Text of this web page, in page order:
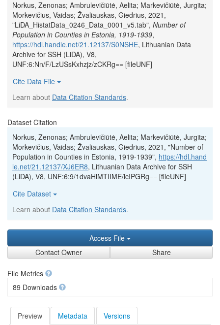
Norkus, Zenonas; Ambrulevičiūtė, Aelita; Markevičiūtė, Jurgita;
Morkevičius, Vaidas; Žvaliauskas, Giedrius, 2021,
"LiDA_HistatData_0246_Data_0001_v5.tab", Number of
Population in Counties in Estonia, 1919-1939,
https://hdl.handle.net/21.12137/S0NSHE, Lithuanian Data
Archive for SSH (LiDA), V8,
UNF:6:Nn/F/LzUSsKxhzjz/zCKRg== [fileUNF]
Cite Data File
Learn about Data Citation Standards.
Dataset Citation
Norkus, Zenonas; Ambrulevičiūtė, Aelita; Markevičiūtė, Jurgita;
Morkevičius, Vaidas; Žvaliauskas, Giedrius, 2021, "Number of
Population in Counties in Estonia, 1919-1939", https://hdl.hand
le.net/21.12137/XJ6ER8, Lithuanian Data Archive for SSH
(LiDA), V8, UNF:6:9/1dvaHlMTIIME/lcIPGRg== [fileUNF]
Cite Dataset
Learn about Data Citation Standards.
Access File
Contact Owner
Share
File Metrics
89 Downloads
Preview Metadata Versions